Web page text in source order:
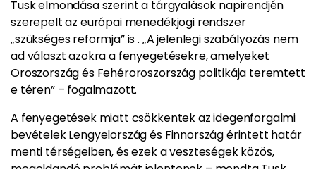
Tusk elmondása szerint a tárgyalások napirendjén
szerepelt az európai menedékjogi rendszer
„szükséges reformja” is . „A jelenlegi szabályozás nem
ad választ azokra a fenyegetésekre, amelyeket
Oroszország és Fehéroroszország politikája teremtett
e téren” – fogalmazott.
A fenyegetések miatt csökkentek az idegenforgalmi
bevételek Lengyelország és Finnország érintett határ
menti térségeiben, és ezek a veszteségek közös,